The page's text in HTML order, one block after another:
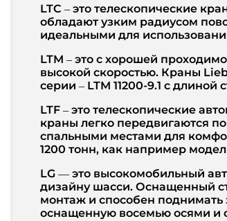
LTC – это телескопические
обладают узким радиусом
идеальными для
LTM – это с хорошей
высокой скоростью. Краны
серии – LTM 11200-9.1 с длиной
LTF – это телескопические
краны легко передвигаются
спальными местами для
1200 тонн, как например
LG — это высокомобильный
дизайну шасси. Оснащенный
монтаж и способен поднимать
оснащенную восемью осями и